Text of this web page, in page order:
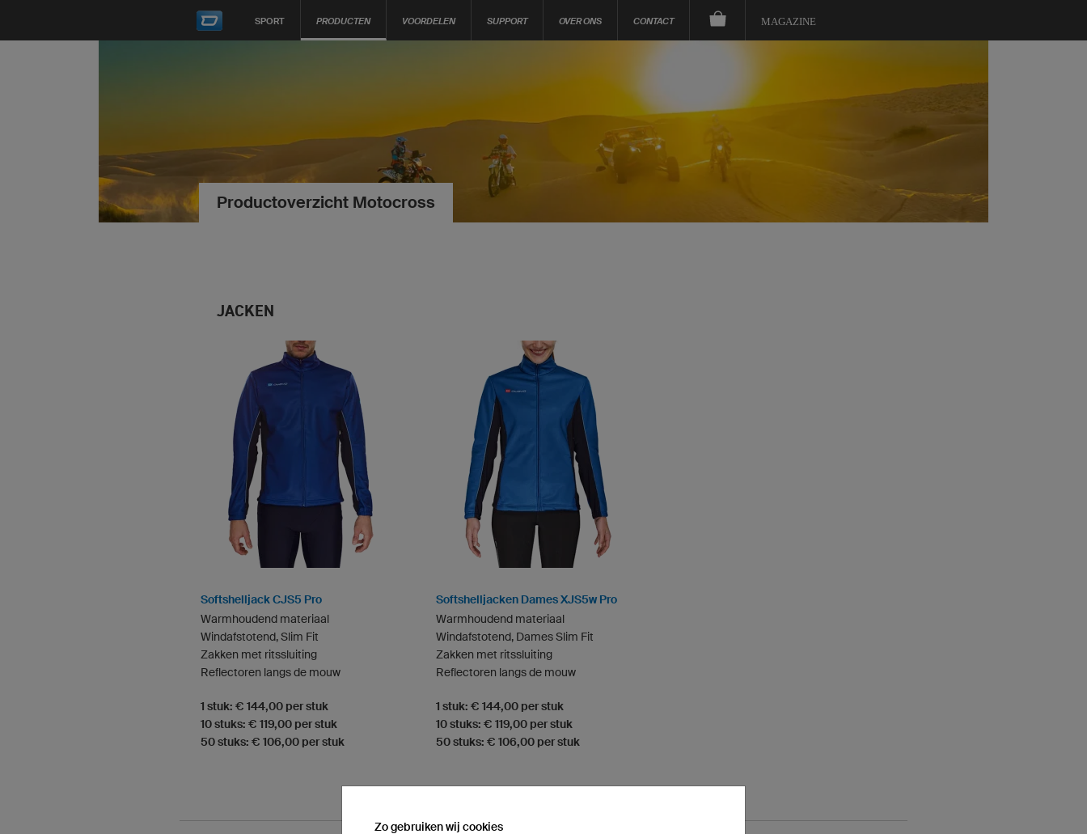
SPORT PRODUCTEN VOORDELEN SUPPORT OVER ONS CONTACT MAGAZINE
Productoverzicht Motocross
JACKEN
Softshelljack CJS5 Pro
Warmhoudend materiaal
Windafstotend, Slim Fit
Zakken met ritssluiting
Reflectoren langs de mouw
1 stuk: € 144,00 per stuk
10 stuks: € 119,00 per stuk
50 stuks: € 106,00 per stuk
Softshelljacken Dames XJS5w Pro
Warmhoudend materiaal
Windafstotend, Dames Slim Fit
Zakken met ritssluiting
Reflectoren langs de mouw
1 stuk: € 144,00 per stuk
10 stuks: € 119,00 per stuk
50 stuks: € 106,00 per stuk
Zo gebruiken wij cookies